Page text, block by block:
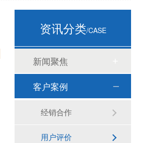
资讯分类/CASE
新闻聚焦
客户案例
经销合作
用户评价